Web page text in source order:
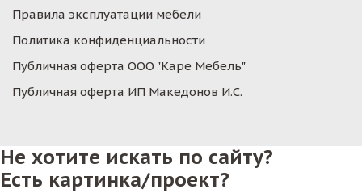
Правила эксплуатации мебели
Политика конфиденциальности
Публичная оферта ООО "Каре Мебель"
Публичная оферта ИП Македонов И.С.
Не хотите искать по сайту?
Есть картинка/проект?